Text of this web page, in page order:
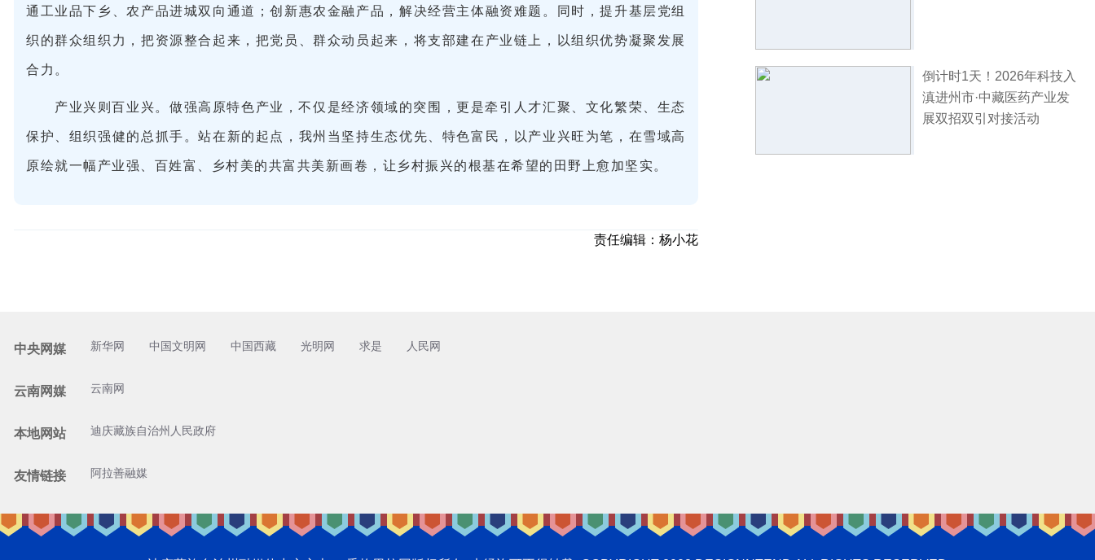
通工业品下乡、农产品进城双向通道；创新惠农金融产品，解决经营主体融资难题。同时，提升基层党组
织的群众组织力，把资源整合起来，把党员、群众动员起来，将支部建在产业链上，以组织优势凝聚发展
合力。
产业兴则百业兴。做强高原特色产业，不仅是经济领域的突围，更是牵引人才汇聚、文化繁荣、生态
保护、组织强健的总抓手。站在新的起点，我州当坚持生态优先、特色富民，以产业兴旺为笔，在雪域高
原绘就一幅产业强、百姓富、乡村美的共富共美新画卷，让乡村振兴的根基在希望的田野上愈加坚实。
责任编辑： 杨小花
倒计时1天！2026年科技入
滇进州市·中藏医药产业发
展双招双引对接活动
中央网媒 新华网 中国文明网 中国西藏 光明网 求是 人民网
云南网媒 云南网
本地网站 迪庆藏族自治州人民政府
友情链接 阿拉善融媒